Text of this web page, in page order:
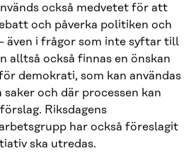
också medvetet för att
och påverka politiken och
även i frågor som inte syftar till
alltså också finnas en önskan
demokrati, som kan användas
och där processen kan
Riksdagens
har också föreslagit
ska utredas.